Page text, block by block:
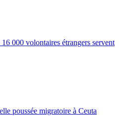
000 volontaires étrangers servent
poussée migratoire à Ceuta